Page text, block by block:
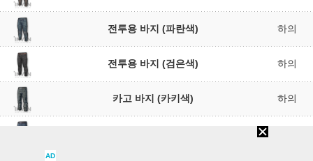
전투용 바지 (파란색) 하의
전투용 바지 (검은색) 하의
카고 바지 (카키색) 하의
AD